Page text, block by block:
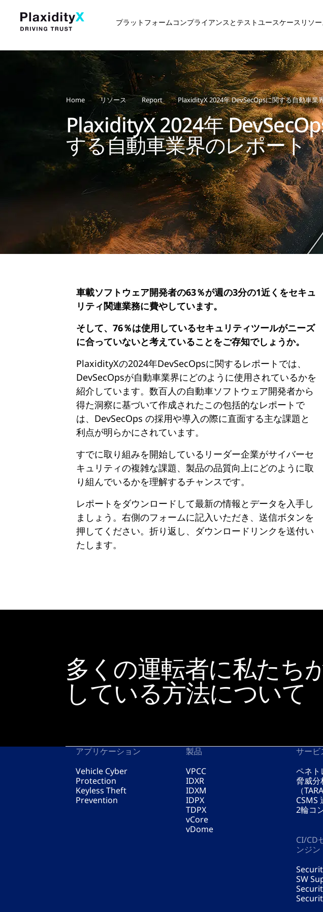
プラットフォームコンプライアンスとテストユースケース リソ
Home リソース Report PlaxidityX 2024年 DevSecOpsに関する自動車業
PlaxidityX 2024年
する自動車業界のレポート
車載ソフトウェア開発者の63％が週の3分の1近くをセキュ
リティ関連業務に費やしています。
そして、76％は使用しているセキュリティツールがニーズ
に合っていないと考えていることをご存知でしょうか。
PlaxidityXの2024年DevSecOpsに関するレポートでは、
DevSecOpsが自動車業界にどのように使用されているかを
紹介しています。数百人の自動車ソフトウェア開発者から
得た洞察に基づいて作成されたこの包括的なレポートで
は、DevSecOps の採用や導入の際に直面する主な課題と
利点が明らかにされています。
すでに取り組みを開始しているリーダー企業がサイバーセ
キュリティの複雑な課題、製品の品質向上にどのように取
り組んでいるかを理解するチャンスです。
レポートをダウンロードして最新の情報とデータを入手し
ましょう。右側のフォームに記入いただき、送信ボタンを
押してください。折り返し、ダウンロードリンクを送付い
たします。
多くの運転者に私たち
している方法について
アプリケーション
Vehicle Cyber
Protection
Keyless Theft
Prevention
製品
VPCC
IDXR
IDXM
IDPX
TDPX
vCore
vDome
サービ
ペネト
脅威分
（TARA
CSMS
2輪コ
CI/CD
ンジン
SW